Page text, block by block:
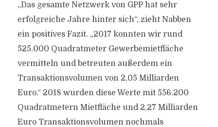
„Das gesamte Netzwerk von GPP hat sehr
erfolgreiche Jahre hinter sich“, zieht Nabben
ein positives Fazit. „2017 konnten wir rund
525.000 Quadratmeter Gewerbemietfläche
vermitteln und betreuten außerdem ein
Transaktionsvolumen von 2,05 Milliarden
Euro.“ 2018 wurden diese Werte mit 556.200
Quadratmetern Mietfläche und 2,27 Milliarden
Euro Transaktionsvolumen nochmals